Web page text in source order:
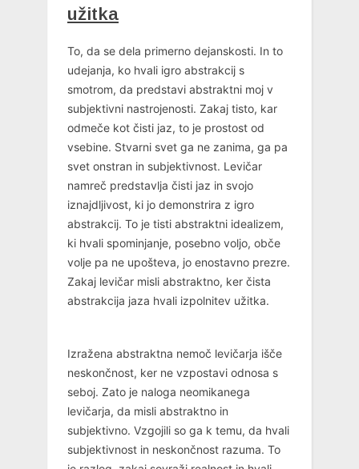
užitka
To, da se dela primerno dejanskosti. In to
udejanja, ko hvali igro abstrakcij s
smotrom, da predstavi abstraktni moj v
subjektivni nastrojenosti. Zakaj tisto, kar
odmeče kot čisti jaz, to je prostost od
vsebine. Stvarni svet ga ne zanima, ga pa
svet onstran in subjektivnost. Levičar
namreč predstavlja čisti jaz in svojo
iznajdljivost, ki jo demonstrira z igro
abstrakcij. To je tisti abstraktni idealizem,
ki hvali spominjanje, posebno voljo, obče
volje pa ne upošteva, jo enostavno prezre.
Zakaj levičar misli abstraktno, ker čista
abstrakcija jaza hvali izpolnitev užitka.
Izražena abstraktna nemoč levičarja išče
neskončnost, ker ne vzpostavi odnosa s
seboj. Zato je naloga neomikanega
levičarja, da misli abstraktno in
subjektivno. Vzgojili so ga k temu, da hvali
subjektivnost in neskončnost razuma. To